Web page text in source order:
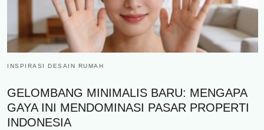
INSPIRASI DESAIN RUMAH
GELOMBANG MINIMALIS BARU: MENGAPA
GAYA INI MENDOMINASI PASAR PROPERTI
INDONESIA